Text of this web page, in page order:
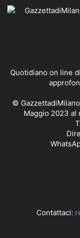
Quotidiano on line
©
Maggio 2023 al
Contattaci: